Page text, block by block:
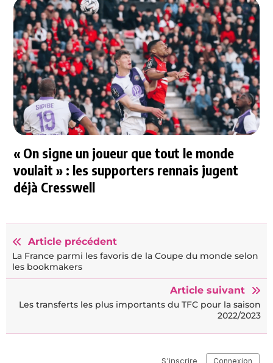
« On signe un joueur que tout le monde
voulait » : les supporters rennais jugent
déjà Cresswell
Article précédent
La France parmi les favoris de la Coupe du monde selon
les bookmakers
Article suivant
Les transferts les plus importants du TFC pour la saison
2022/2023